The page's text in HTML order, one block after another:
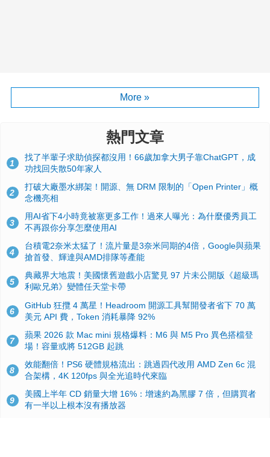
More »
熱門文章
1
找了半輩子求助偵探都沒用！66歲加拿大男子靠ChatGPT，成
功找回失散50年家人
2
打破大廠墨水綁架！開源、無 DRM 限制的「Open Printer」概
念機亮相
3
用AI省下4小時竟被塞更多工作！過來人曝光：為什麼優秀員工
不再跟你分享怎麼使用AI
4
台積電2奈米太猛了！流片量是3奈米同期的4倍，Google與蘋果
搶首發、輝達與AMD排隊等產能
5
典藏界大地震！美國懷舊遊戲小店驚見 97 片未公開版《超級瑪
利歐兄弟》變體任天堂卡帶
6
GitHub 狂攬 4 萬星！Headroom 開源工具幫開發者省下 70 萬
美元 API 費，Token 消耗暴降 92%
7
蘋果 2026 款 Mac mini 規格爆料：M6 與 M5 Pro 異色搭檔登
場！容量或將 512GB 起跳
8
效能翻倍！PS6 硬體規格流出：跳過四代改用 AMD Zen 6c 混
合架構，4K 120fps 與全光追時代來臨
9
美國上半年 CD 銷量大增 16%：增速約為黑膠 7 倍，但購買者
有一半以上根本沒有播放器